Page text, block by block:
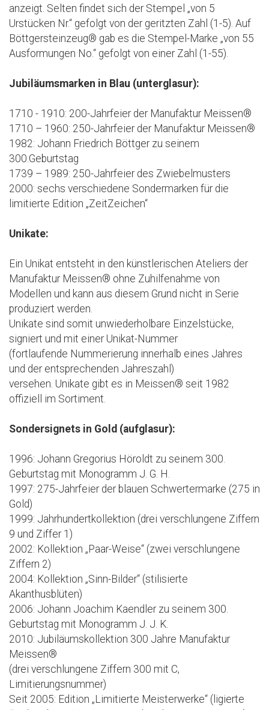
anzeigt. Selten findet sich der Stempel „von 5
Urstücken Nr.“ gefolgt von der geritzten Zahl (1-5). Auf
Böttgersteinzeug® gab es die Stempel-Marke „von 55
Ausformungen No.“ gefolgt von einer Zahl (1-55).
Jubiläumsmarken in Blau (unterglasur):
1710 - 1910: 200-Jahrfeier der Manufaktur Meissen®
1710 – 1960: 250-Jahrfeier der Manufaktur Meissen®
1982: Johann Friedrich Böttger zu seinem
300.Geburtstag
1739 – 1989: 250-Jahrfeier des Zwiebelmusters
2000: sechs verschiedene Sondermarken für die
limitierte Edition „ZeitZeichen“
Unikate:
Ein Unikat entsteht in den künstlerischen Ateliers der
Manufaktur Meissen® ohne Zuhilfenahme von
Modellen und kann aus diesem Grund nicht in Serie
produziert werden.
Unikate sind somit unwiederholbare Einzelstücke,
signiert und mit einer Unikat-Nummer
(fortlaufende Nummerierung innerhalb eines Jahres
und der entsprechenden Jahreszahl)
versehen. Unikate gibt es in Meissen® seit 1982
offiziell im Sortiment.
Sondersignets in Gold (aufglasur):
1996: Johann Gregorius Höroldt zu seinem 300.
Geburtstag mit Monogramm J. G. H.
1997: 275-Jahrfeier der blauen Schwertermarke (275 in
Gold)
1999: Jahrhundertkollektion (drei verschlungene Ziffern
9 und Ziffer 1)
2002: Kollektion „Paar-Weise“ (zwei verschlungene
Ziffern 2)
2004: Kollektion „Sinn-Bilder“ (stilisierte
Akanthusblüten)
2006: Johann Joachim Kaendler zu seinem 300.
Geburtstag mit Monogramm J. J. K.
2010: Jubiläumskollektion 300 Jahre Manufaktur
Meissen®
(drei verschlungene Ziffern 300 mit C,
Limitierungsnummer)
Seit 2005: Edition „Limitierte Meisterwerke“ (ligierte